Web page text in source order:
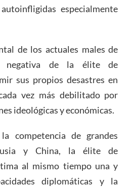
especialmente
de los actuales males de
negativa de la élite de
sus propios desastres en
vez más debilitado por
ideológicas y económicas.
competencia de grandes
y China, la élite de
al mismo tiempo una y
diplomáticas y la